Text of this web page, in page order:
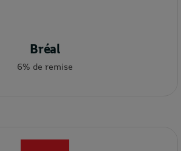
Bréal
6% de remise